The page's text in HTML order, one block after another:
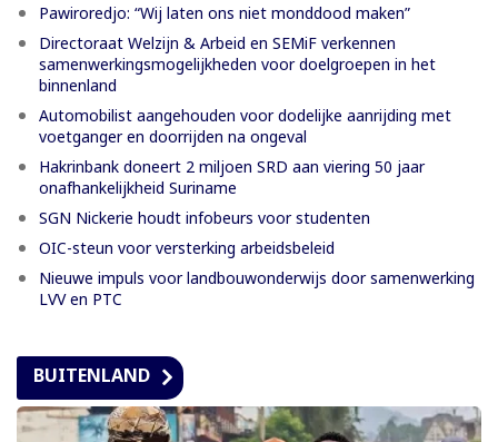
Pawiroredjo: “Wij laten ons niet monddood maken”
Directoraat Welzijn & Arbeid en SEMiF verkennen
samenwerkingsmogelijkheden voor doelgroepen in het
binnenland
Automobilist aangehouden voor dodelijke aanrijding met
voetganger en doorrijden na ongeval
Hakrinbank doneert 2 miljoen SRD aan viering 50 jaar
onafhankelijkheid Suriname
SGN Nickerie houdt infobeurs voor studenten
OIC-steun voor versterking arbeidsbeleid
Nieuwe impuls voor landbouwonderwijs door samenwerking
LVV en PTC
BUITENLAND